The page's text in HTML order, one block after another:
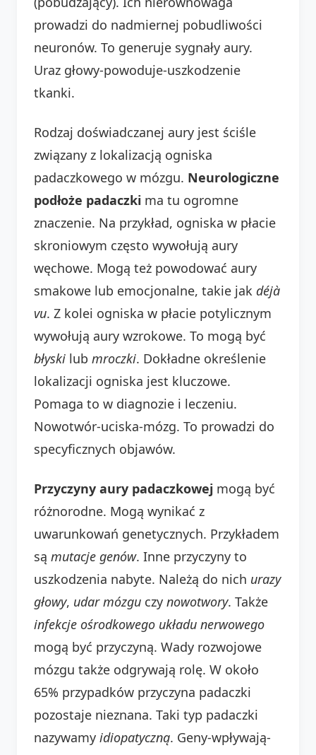
prowadzi do nadmiernej pobudliwości
neuronów. To generuje sygnały aury.
Uraz głowy-powoduje-uszkodzenie
tkanki.
Rodzaj doświadczanej aury jest ściśle
związany z lokalizacją ogniska
padaczkowego w mózgu. Neurologiczne
podłoże padaczki ma tu ogromne
znaczenie. Na przykład, ogniska w płacie
skroniowym często wywołują aury
węchowe. Mogą też powodować aury
smakowe lub emocjonalne, takie jak déjà
vu. Z kolei ogniska w płacie potylicznym
wywołują aury wzrokowe. To mogą być
błyski lub mroczki. Dokładne określenie
lokalizacji ogniska jest kluczowe.
Pomaga to w diagnozie i leczeniu.
Nowotwór-uciska-mózg. To prowadzi do
specyficznych objawów.
Przyczyny aury padaczkowej mogą być
różnorodne. Mogą wynikać z
uwarunkowań genetycznych. Przykładem
są mutacje genów. Inne przyczyny to
uszkodzenia nabyte. Należą do nich urazy
głowy, udar mózgu czy nowotwory. Także
infekcje ośrodkowego układu nerwowego
mogą być przyczyną. Wady rozwojowe
mózgu także odgrywają rolę. W około
65% przypadków przyczyna padaczki
pozostaje nieznana. Taki typ padaczki
nazywamy idiopatyczną. Geny-wpływają-